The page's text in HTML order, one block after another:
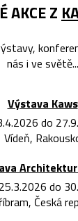
AKCE Z
nás i ve světě...
Výstava Kaws
do
Vídeň,
do
Česká